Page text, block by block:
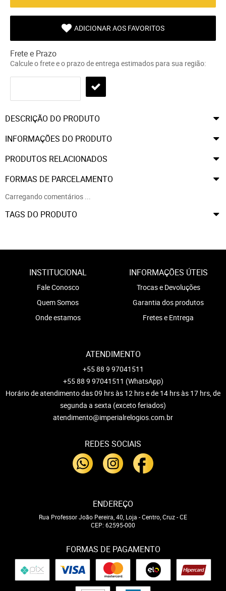
ADICIONAR AOS FAVORITOS
Frete e Prazo
Calcule o frete e o prazo de entrega estimados para sua região:
DESCRIÇÃO DO PRODUTO
INFORMAÇÕES DO PRODUTO
PRODUTOS RELACIONADOS
FORMAS DE PARCELAMENTO
Carregando comentários ...
TAGS DO PRODUTO
INSTITUCIONAL
Fale Conosco
Quem Somos
Onde estamos
INFORMAÇÕES ÚTEIS
Trocas e Devoluções
Garantia dos produtos
Fretes e Entrega
ATENDIMENTO
+55 88 9 97041511
+55 88 9 97041511 (WhatsApp)
Horário de atendimento das 09 hrs às 12 hrs e de 14 hrs às 17 hrs, de
segunda a sexta (exceto feriados)
atendimento@imperialrelogios.com.br
REDES SOCIAIS
ENDEREÇO
Rua Professor João Pereira, 40, Loja -Centro, Cruz-CE
CEP: 62595-000
FORMAS DE PAGAMENTO